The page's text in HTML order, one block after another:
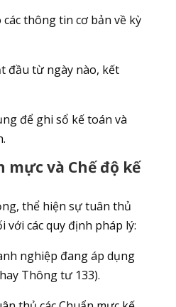
thông tin cơ bản về kỳ
đầu từ ngày nào, kết
để ghi sổ kế toán và
mực và Chế độ kế
thể hiện sự tuân thủ
với các quy định pháp lý:
nghiệp đang áp dụng
Thông tư 133).